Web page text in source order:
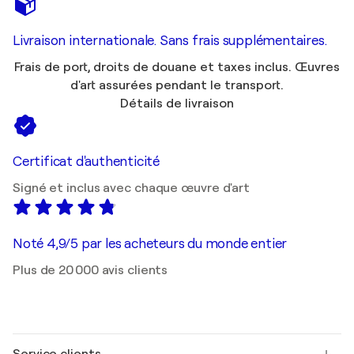
Livraison internationale. Sans frais supplémentaires.
Frais de port, droits de douane et taxes inclus. Œuvres
d'art assurées pendant le transport.
Détails de livraison
Certificat d'authenticité
Signé et inclus avec chaque œuvre d'art
Noté 4,9/5 par les acheteurs du monde entier
Plus de 20 000 avis clients